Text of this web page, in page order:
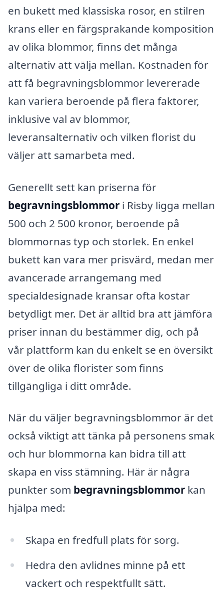
en bukett med klassiska rosor, en stilren
krans eller en färgsprakande komposition
av olika blommor, finns det många
alternativ att välja mellan. Kostnaden för
att få begravningsblommor levererade
kan variera beroende på flera faktorer,
inklusive val av blommor,
leveransalternativ och vilken florist du
väljer att samarbeta med.
Generellt sett kan priserna för
begravningsblommor i Risby ligga mellan
500 och 2 500 kronor, beroende på
blommornas typ och storlek. En enkel
bukett kan vara mer prisvärd, medan mer
avancerade arrangemang med
specialdesignade kransar ofta kostar
betydligt mer. Det är alltid bra att jämföra
priser innan du bestämmer dig, och på
vår plattform kan du enkelt se en översikt
över de olika florister som finns
tillgängliga i ditt område.
När du väljer begravningsblommor är det
också viktigt att tänka på personens smak
och hur blommorna kan bidra till att
skapa en viss stämning. Här är några
punkter som begravningsblommor kan
hjälpa med:
Skapa en fredfull plats för sorg.
Hedra den avlidnes minne på ett
vackert och respektfullt sätt.